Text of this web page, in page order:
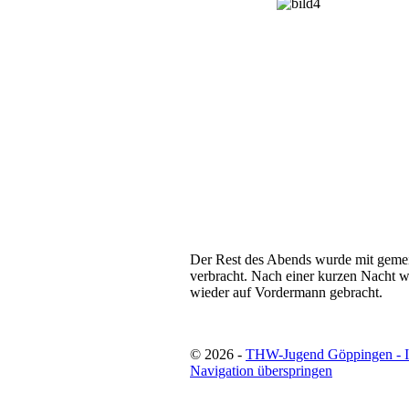
Der Rest des Abends wurde mit
verbracht. Nach einer kurzen Nacht
wieder auf Vordermann gebracht.
© 2026 - THW-Jugend Göppingen -
Navigation überspringen